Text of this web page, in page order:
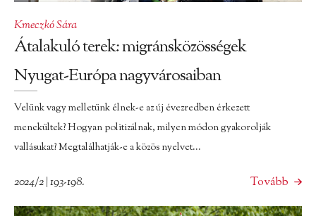
Kmeczkó Sára
Átalakuló terek: migránsközösségek
Nyugat-Európa nagyvárosaiban
Velünk vagy melletünk élnek-e az új évezredben érkezett
menekültek? Hogyan politizálnak, milyen módon gyakorolják
vallásukat? Megtalálhatják-e a közös nyelvet...
2024/2 | 193-198. Tovább